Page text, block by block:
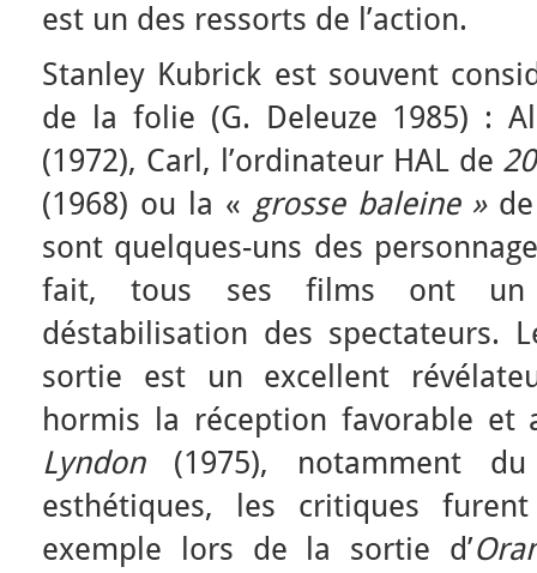
est un des ressorts de l’action.
Stanley Kubrick est souvent
de la folie (G. Deleuze 1985) :
(1972), Carl, l’ordinateur HAL de
(1968) ou la « grosse baleine »
sont quelques-uns des
fait, tous ses films ont un
déstabilisation des spectateurs.
sortie est un excellent
hormis la réception favorable et
Lyndon(1975), notamment
esthétiques, les critiques
exemple lors de la sortie d’